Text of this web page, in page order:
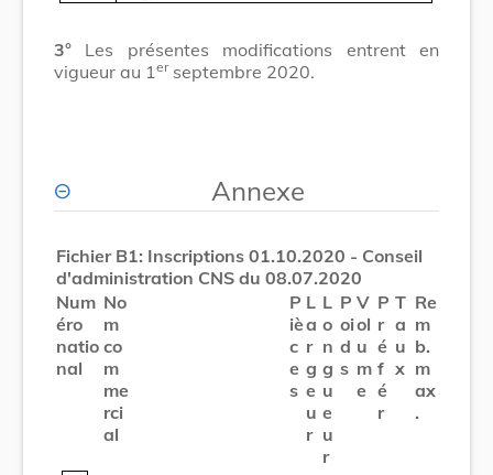
3° Les présentes modifications entrent en
vigueur au 1 erseptembre 2020.
Annexe
Fichier B1: Inscriptions 01.10.2020 - Conseil
d'administration CNS du 08.07.2020
Num
éro
natio
nal
No
m
co
m
me
rci
al
P
iè
c
e
s
L
a
r
g
e
u
r
L
o
n
g
u
e
u
r
P
oi
d
s
V
ol
u
m
e
P
r
é
f
é
r
T
a
u
x
Re
m
b.
m
ax
.